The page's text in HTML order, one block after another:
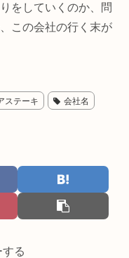
をしていくのか、問
この会社の行く末が
ステーキ 会社名
る